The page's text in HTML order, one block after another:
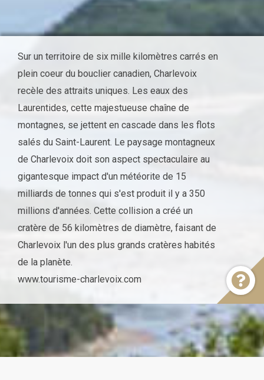
Sur un territoire de six mille kilomètres carrés en
plein coeur du bouclier canadien, Charlevoix
recèle des attraits uniques. Les eaux des
Laurentides, cette majestueuse chaîne de
montagnes, se jettent en cascade dans les flots
salés du Saint-Laurent. Le paysage montagneux
de Charlevoix doit son aspect spectaculaire au
gigantesque impact d'un météorite de 15
milliards de tonnes qui s'est produit il y a 350
millions d'années. Cette collision a créé un
cratère de 56 kilomètres de diamètre, faisant de
Charlevoix l'un des plus grands cratères habités
de la planète.
www.tourisme-charlevoix.com